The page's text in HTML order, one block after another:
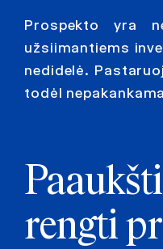
Prospekto yra
užsiimantiems
nedidelė.
todėl
rengti